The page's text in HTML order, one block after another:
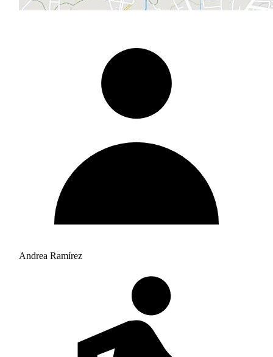
Andrea Ramírez